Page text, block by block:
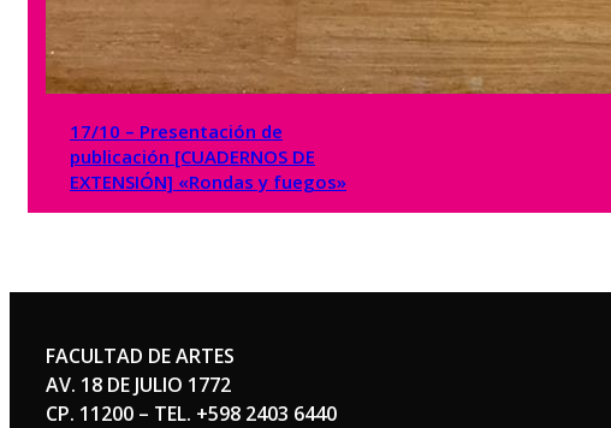
17/10 – Presentación de
publicación [CUADERNOS DE
EXTENSIÓN] «Rondas y fuegos»
FACULTAD DE ARTES
AV. 18 DE JULIO 1772
CP. 11200 – TEL. +598 2403 6440